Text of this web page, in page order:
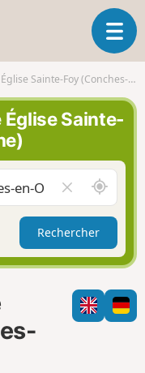
O
u
r
a
n
v
g
a
i
o
Église Sainte-Foy (Conches-en-Ouche)
Sainte-
i
d
e
r
l
e
h
A
u
t
u
r
d
e
m
Rechercher